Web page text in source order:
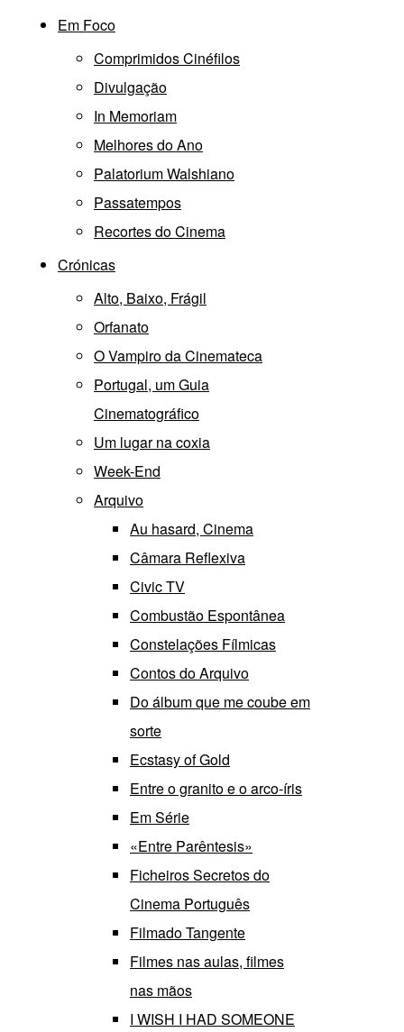
Em Foco
Comprimidos Cinéfilos
Divulgação
In Memoriam
Melhores do Ano
Palatorium Walshiano
Passatempos
Recortes do Cinema
Crónicas
Alto, Baixo, Frágil
Orfanato
O Vampiro da Cinemateca
Portugal, um Guia
Cinematográfico
Um lugar na coxia
Week-End
Arquivo
Au hasard, Cinema
Câmara Reflexiva
Civic TV
Combustão Espontânea
Constelações Fílmicas
Contos do Arquivo
Do álbum que me coube em
sorte
Ecstasy of Gold
Entre o granito e o arco-íris
Em Série
«Entre Parêntesis»
Ficheiros Secretos do
Cinema Português
Filmado Tangente
Filmes nas aulas, filmes
nas mãos
I WISH I HAD SOMEONE